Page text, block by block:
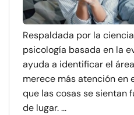
Respaldada por la
psicología basada en la
ayuda a identificar el
merece más atención en
que las cosas se sientan
de lugar. ...